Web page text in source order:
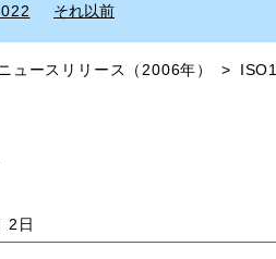
ュースリリース（2006年）
2日